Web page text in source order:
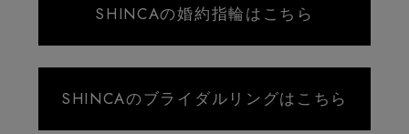
SHINCAの婚約指輪はこちら
SHINCAのブライダルリングはこちら